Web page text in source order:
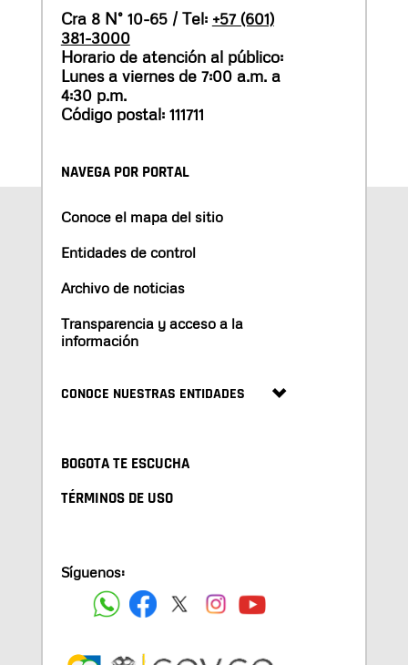
Cra 8 N° 10-65 / Tel: +57 (601)
381-3000
Horario de atención al público:
Lunes a viernes de 7:00 a.m. a
4:30 p.m.
Código postal: 111711
NAVEGA POR PORTAL
Conoce el mapa del sitio
Entidades de control
Archivo de noticias
Transparencia y acceso a la
información
CONOCE NUESTRAS ENTIDADES
BOGOTA TE ESCUCHA
TÉRMINOS DE USO
Síguenos: